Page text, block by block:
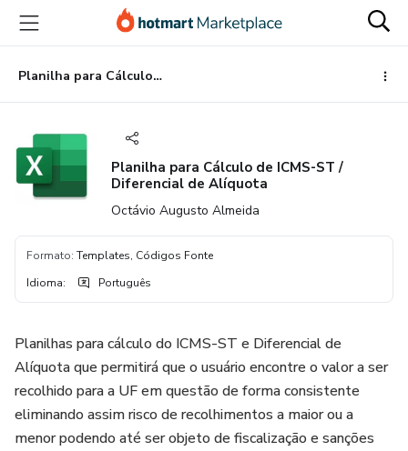
para
conteúdo
principal
para
pagamento
para
rodapé
Planilha para Cálculo de ICMS-ST / Diferencial de Alíquota
Planilha para Cálculo de ICMS-ST /
Diferencial de Alíquota
Octávio Augusto Almeida
Formato: Templates, Códigos Fonte
Idioma: Português
Planilhas para cálculo do ICMS-ST e Diferencial de
Alíquota que permitirá que o usuário encontre o valor a ser
recolhido para a UF em questão de forma consistente
eliminando assim risco de recolhimentos a maior ou a
menor podendo até ser objeto de fiscalização e sanções